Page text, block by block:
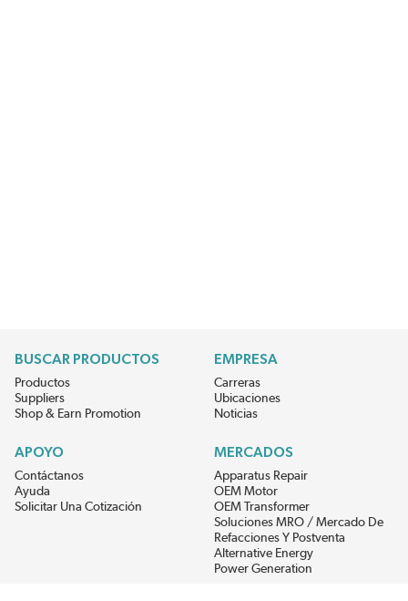
BUSCAR PRODUCTOS
Productos
Suppliers
Shop & Earn Promotion
EMPRESA
Carreras
Ubicaciones
Noticias
APOYO
Contáctanos
Ayuda
Solicitar Una Cotización
MERCADOS
Apparatus Repair
OEM Motor
OEM Transformer
Soluciones MRO / Mercado De
Refacciones Y Postventa
Alternative Energy
Power Generation